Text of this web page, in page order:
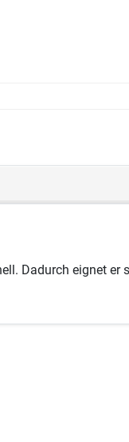
Dadurch eignet